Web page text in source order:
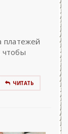
платежей
чтобы
ЧИТАТЬ